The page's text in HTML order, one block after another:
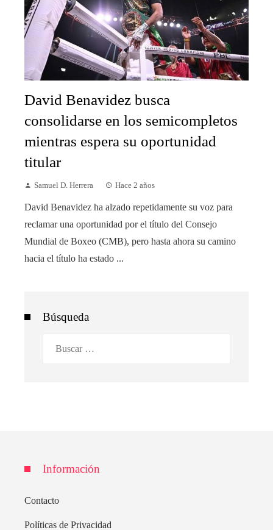
David Benavidez busca
consolidarse en los semicompletos
mientras espera su oportunidad
titular
Samuel D. Herrera Hace 2 años
David Benavidez ha alzado repetidamente su voz para
reclamar una oportunidad por el título del Consejo
Mundial de Boxeo (CMB), pero hasta ahora su camino
hacia el título ha estado ...
Búsqueda
Información
Contacto
Políticas de Privacidad